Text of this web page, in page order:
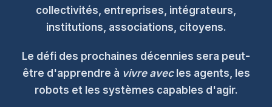
collectivités, entreprises, intégrateurs,
institutions, associations, citoyens.
Le défi des prochaines décennies sera peut-
être d'apprendre à vivre avecles agents, les
robots et les systèmes capables d'agir.